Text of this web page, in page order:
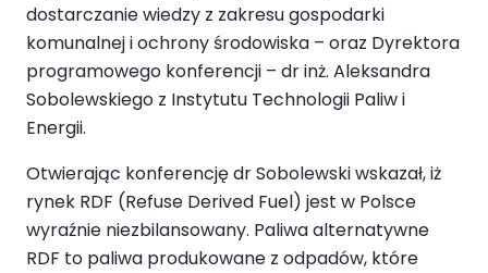
dostarczanie wiedzy z zakresu gospodarki
komunalnej i ochrony środowiska – oraz Dyrektora
programowego konferencji – dr inż. Aleksandra
Sobolewskiego z Instytutu Technologii Paliw i
Energii.
Otwierając konferencję dr Sobolewski wskazał, iż
rynek RDF (Refuse Derived Fuel) jest w Polsce
wyraźnie niezbilansowany. Paliwa alternatywne
RDF to paliwa produkowane z odpadów, które